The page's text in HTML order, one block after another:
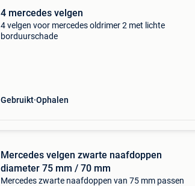
4 mercedes velgen
4 velgen voor mercedes oldrimer 2 met lichte
borduurschade
Gebruikt Ophalen
Mercedes velgen zwarte naafdoppen
diameter 75 mm / 70 mm
Mercedes zwarte naafdoppen van 75 mm passen